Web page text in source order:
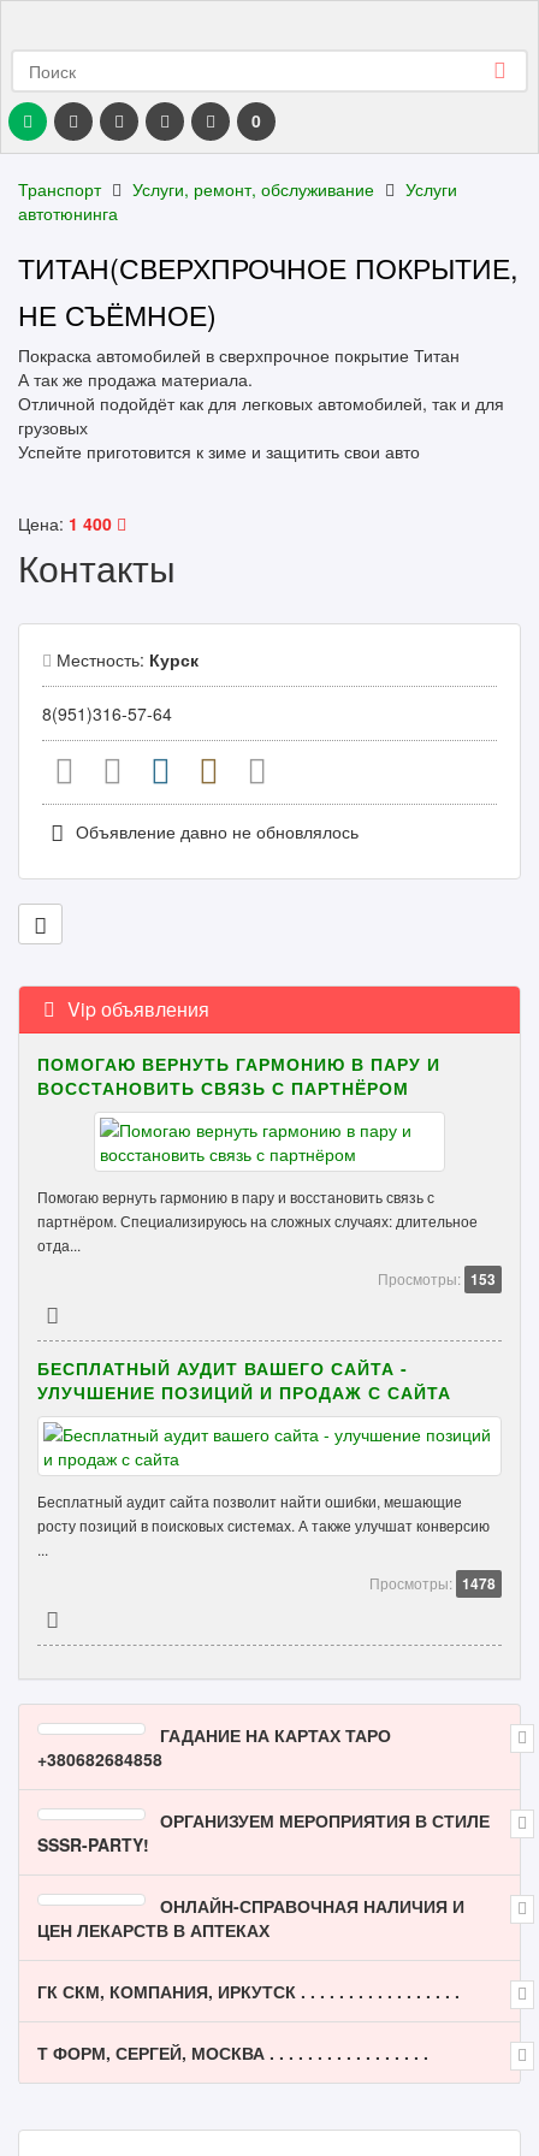
0
Транспорт Услуги, ремонт, обслуживание
Услуги
автотюнинга
ТИТАН(СВЕРХПРОЧНОЕ ПОКРЫТИЕ,
НЕ СЪЁМНОЕ)
Покраска автомобилей в сверхпрочное покрытие Титан
А так же продажа материала.
Отличной подойдёт как для легковых автомобилей, так и для
грузовых
Успейте приготовится к зиме и защитить свои авто
Цена: 1 400
Контакты
Местность: Курск
8(951)316-57-64
Объявление давно не обновлялось
Vip объявления
ПОМОГАЮ ВЕРНУТЬ ГАРМОНИЮ В ПАРУ И
ВОССТАНОВИТЬ СВЯЗЬ С ПАРТНЁРОМ
Помогаю вернуть гармонию в пару и восстановить связь с
партнёром. Специализируюсь на сложных случаях: длительное
отда...
Просмотры: 153
БЕСПЛАТНЫЙ АУДИТ ВАШЕГО САЙТА -
УЛУЧШЕНИЕ ПОЗИЦИЙ И ПРОДАЖ С САЙТА
Бесплатный аудит сайта позволит найти ошибки, мешающие
росту позиций в поисковых системах. А также улучшат конверсию
...
Просмотры: 1478
ГАДАНИЕ НА КАРТАХ ТАРО
+380682684858
ОРГАНИЗУЕМ МЕРОПРИЯТИЯ В СТИЛЕ
SSSR-PARTY!
ОНЛАЙН-СПРАВОЧНАЯ НАЛИЧИЯ И
ЦЕН ЛЕКАРСТВ В АПТЕКАХ
ГК СКМ, КОМПАНИЯ, ИРКУТСК . . . . . . . . . . . . . . . . .
Т ФОРМ, СЕРГЕЙ, МОСКВА . . . . . . . . . . . . . . . . .